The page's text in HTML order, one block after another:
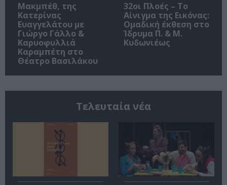
Μακμπέθ, της
Κατερίνας
Ευαγγελάτου με
Γιώργο Γάλλο &
Καρυοφυλλιά
Καραμπέτη στο
Θέατρο Βασιλάκου
32οι Πλοές – Το
Αίνιγμα της Εικόνας:
Ομαδική έκθεση στο
Ίδρυμα Π. & Μ.
Κυδωνιέως
Τελευταία νέα